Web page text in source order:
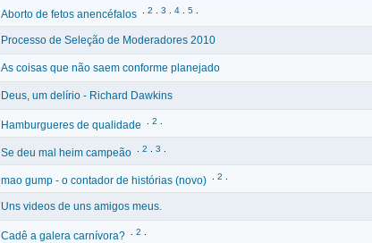
Aborto de fetos anencéfalos 2 3 4 5
Processo de Seleção de Moderadores 2010
As coisas que não saem conforme planejado
Deus, um delírio - Richard Dawkins
Hamburgueres de qualidade 2
Se deu mal heim campeão 2 3
mao gump - o contador de histórias (novo) 2
Uns videos de uns amigos meus.
Cadê a galera carnívora? 2